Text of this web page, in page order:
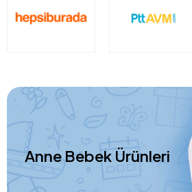
Anne Bebek Ürünleri